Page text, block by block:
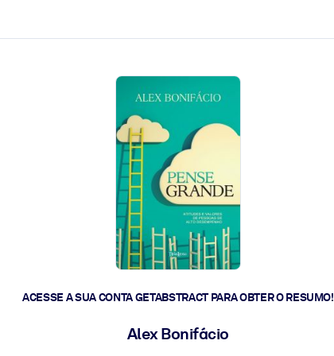
ACESSE A SUA CONTA GETABSTRACT PARA OBTER O RESUMO!
Alex Bonifácio